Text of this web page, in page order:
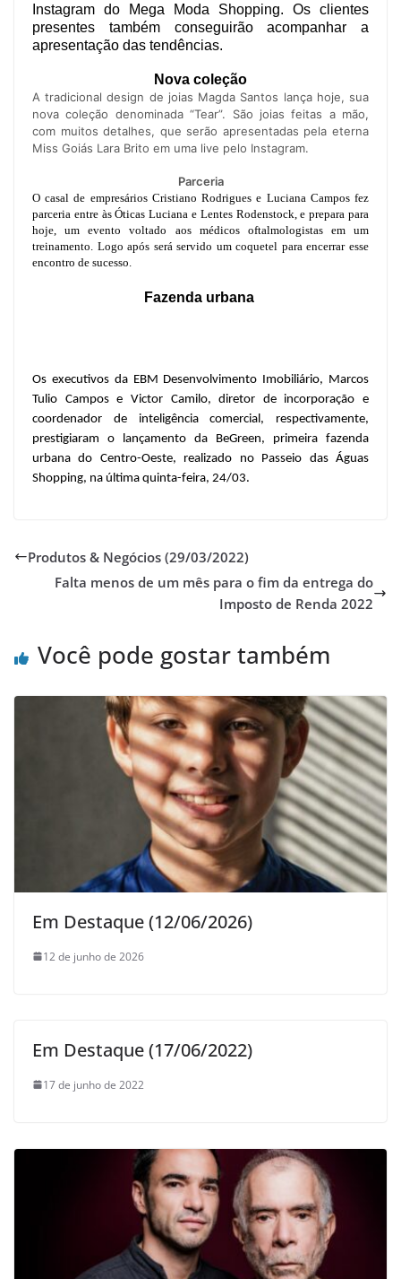
Instagram do Mega Moda Shopping. Os clientes
presentes também conseguirão acompanhar a
apresentação das tendências.
Nova coleção
A tradicional design de joias Magda Santos lança hoje, sua
nova coleção denominada “Tear”. São joias feitas a mão,
com muitos detalhes, que serão apresentadas pela eterna
Miss Goiás Lara Brito em uma live pelo Instagram.
Parceria
O casal de empresários Cristiano Rodrigues e Luciana Campos fez
parceria entre às Óticas Luciana e Lentes Rodenstock, e prepara para
hoje, um evento voltado aos médicos oftalmologistas em um
treinamento. Logo após será servido um coquetel para encerrar esse
encontro de sucesso.
Fazenda urbana
Os executivos da EBM Desenvolvimento Imobiliário, Marcos
Tulio Campos e Victor Camilo, diretor de incorporação e
coordenador de inteligência comercial, respectivamente,
prestigiaram o lançamento da BeGreen, primeira fazenda
urbana do Centro-Oeste, realizado no Passeio das Águas
Shopping, na última quinta-feira, 24/03.
Produtos & Negócios (29/03/2022)
Falta menos de um mês para o fim da entrega do
Imposto de Renda 2022
Você pode gostar também
Em Destaque (12/06/2026)
12 de junho de 2026
Em Destaque (17/06/2022)
17 de junho de 2022